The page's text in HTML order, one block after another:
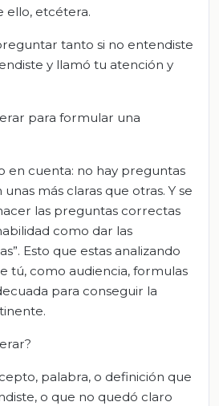
ello, etcétera.
tanto si no entendiste
y llamó tu atención y
para formular una
en cuenta: no hay preguntas
unas más claras que otras. Y se
las preguntas correctas
como dar las
Esto que estas analizando
tú, como audiencia, formulas
para conseguir la
palabra, o definición que
o que no quedó claro